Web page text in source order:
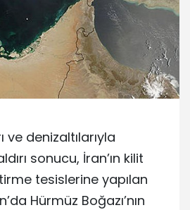
denizaltılarıyla
sonucu, İran’ın kilit
tesislerine yapılan
Hürmüz Boğazı’nın